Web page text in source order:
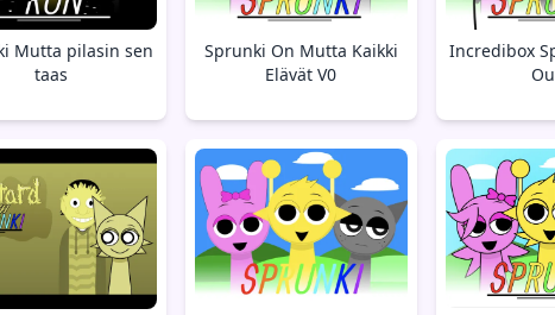
Mutta pilasin sen
taas
Sprunki On Mutta Kaikki
Elävät V0
Incredibox